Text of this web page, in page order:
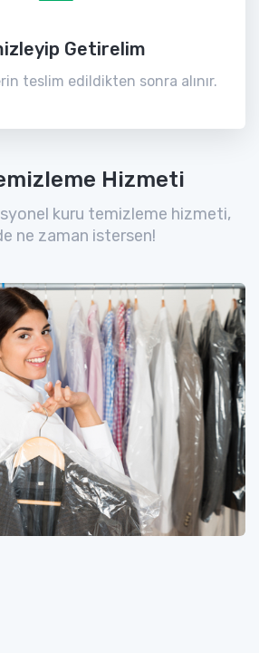
Getirelim
teslim edildikten sonra alınır.
Hizmeti
kuru temizleme hizmeti,
ne zaman istersen!